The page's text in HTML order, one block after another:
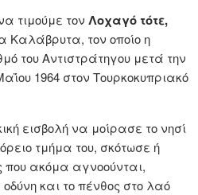
τον Λοχαγό τότε,
Καλάβρυτα, τον οποίο η
του Αντιστράτηγου μετά την
1964 στον Τουρκοκυπριακό
εισβολή να μοίρασε το νησί
τμήμα του, σκότωσε ή
ακόμα αγνοούνται,
και το πένθος στο λαό